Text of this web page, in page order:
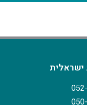
ישראלית